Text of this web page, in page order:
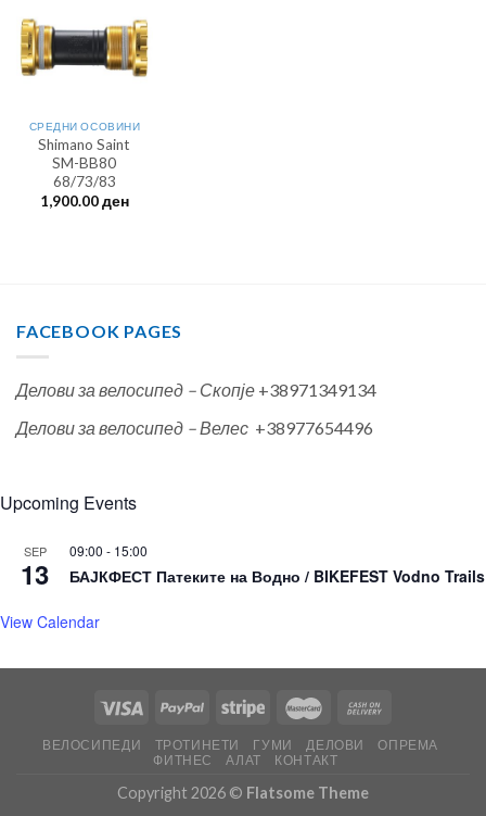
СРЕДНИ ОСОВИНИ
Shimano Saint
SM-BB80
68/73/83
1,900.00ден
FACEBOOK PAGES
Делови за велосипед – Скопје +38971349134
Делови за велосипед – Велес +38977654496
Upcoming Events
SEP
13
09:00 - 15:00
БАЈКФЕСТ Патеките на Водно / BIKEFEST Vodno Trails
View Calendar
ВЕЛОСИПЕДИ ТРОТИНЕТИ ГУМИ ДЕЛОВИ
ОПРЕМА
ФИТНЕС
АЛАТ КОНТАКТ
Copyright 2026 © Flatsome Theme